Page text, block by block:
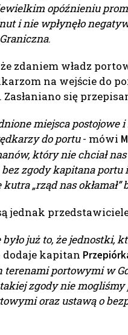
opóźnieniu
i nie wpłynęło
.
zdaniem władz
na wejście do
się
miejsca
do portu- mówi
który nie chciał
zgody kapitana
„rząd nas
jednak
już to, że jednostki,
kapitan
terenami portowymi w
zgody nie mogliśmy
oraz ustawą o